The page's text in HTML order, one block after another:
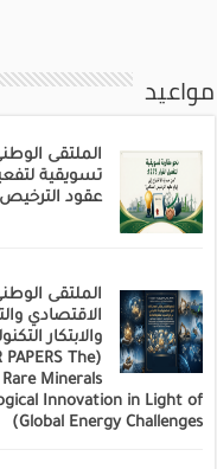
مواعيد
الملتقى
عقود
الملتقى
الاقتصادي
والابتكار
PAPERS The
Minerals
Innovation in Light of
Global Energy Challenges)